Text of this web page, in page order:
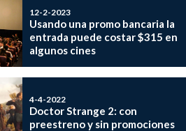
12-2-2023
Usando una promo bancaria la
entrada puede costar $315 en
algunos cines
4-4-2022
Doctor Strange 2: con
preestreno y sin promociones